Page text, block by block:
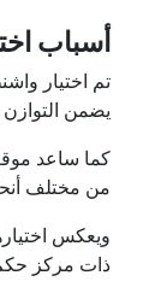
أسباب
تم اختيار
يضمن التوازن
كما ساعد
من مختلف
ويعكس
ذات مركز